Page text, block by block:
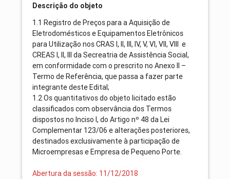
Descrição do objeto
1.1 Registro de Preços para a Aquisição de
Eletrodomésticos e Equipamentos Eletrônicos
para Utilização nos CRAS I, II, III, IV, V, VI, VII, VIII e
CREAS I, II, III da Secreatria de Assistência Social,
em conformidade com o prescrito no Anexo II –
Termo de Referência, que passa a fazer parte
integrante deste Edital;
1.2 Os quantitativos do objeto licitado estão
classificados com observância dos Termos
dispostos no Inciso I, do Artigo nº 48 da Lei
Complementar 123/06 e alterações posteriores,
destinados exclusivamente à participação de
Microempresas e Empresa de Pequeno Porte.
Abertura da sessão: 11/12/2018